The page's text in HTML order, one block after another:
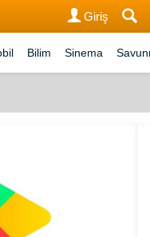
Giriş
Bilim Sinema